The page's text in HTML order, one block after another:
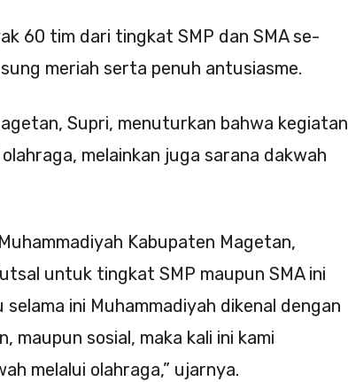
60 tim dari tingkat SMP dan SMA se-
meriah serta penuh antusiasme.
Supri, menuturkan bahwa kegiatan
melainkan juga sarana dakwah
Kabupaten Magetan,
untuk tingkat SMP maupun SMA ini
ini Muhammadiyah dikenal dengan
maupun sosial, maka kali ini kami
melalui olahraga,” ujarnya.